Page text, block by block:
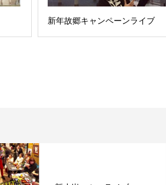
新年故郷キャンペーンライブ